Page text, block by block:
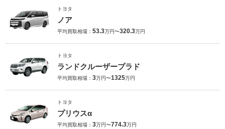
トヨタ
ノア
平均買取相場： 53.3万円〜320.3万円
トヨタ
ランドクルーザープラド
平均買取相場： 3万円〜1325万円
トヨタ
プリウスα
平均買取相場： 3万円〜774.3万円